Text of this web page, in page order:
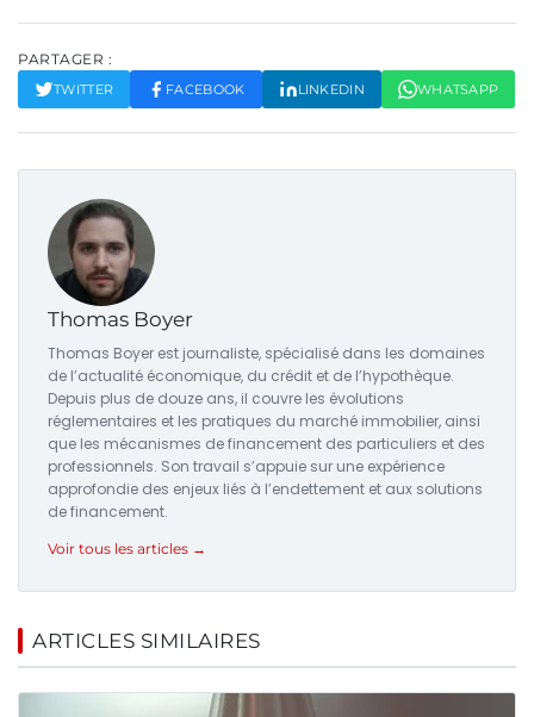
PARTAGER :
TWITTER FACEBOOK LINKEDIN WHATSAPP
Thomas Boyer
Thomas Boyer est journaliste, spécialisé dans les domaines
de l’actualité économique, du crédit et de l’hypothèque.
Depuis plus de douze ans, il couvre les évolutions
réglementaires et les pratiques du marché immobilier, ainsi
que les mécanismes de financement des particuliers et des
professionnels. Son travail s’appuie sur une expérience
approfondie des enjeux liés à l’endettement et aux solutions
de financement.
Voir tous les articles →
ARTICLES SIMILAIRES